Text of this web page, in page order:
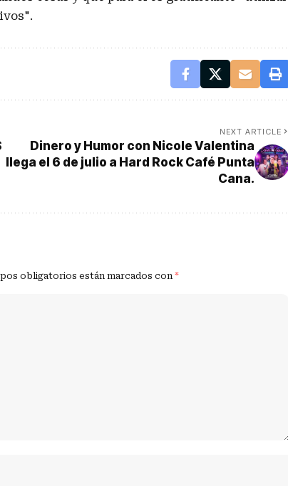
NEXT ARTICLE
Dinero y Humor con Nicole Valentina
llega el 6 de julio a Hard Rock Café Punta
Cana.
obligatorios están marcados con *